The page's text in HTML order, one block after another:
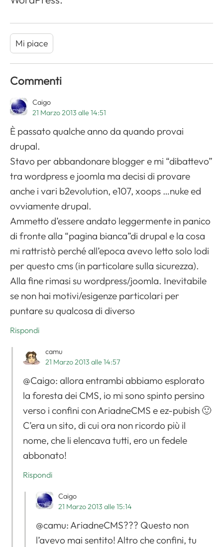
Mi piace
Commenti
Caigo
21 Marzo 2013 alle 14:51
È passato qualche anno da quando provai
drupal.
Stavo per abbandonare blogger e mi “dibattevo”
tra wordpress e joomla ma decisi di provare
anche i vari b2evolution, e107, xoops …nuke ed
ovviamente drupal.
Ammetto d’essere andato leggermente in panico
di fronte alla “pagina bianca”di drupal e la cosa
mi rattristò perché all’epoca avevo letto solo lodi
per questo cms (in particolare sulla sicurezza).
Alla fine rimasi su wordpress/joomla. Inevitabile
se non hai motivi/esigenze particolari per
puntare su qualcosa di diverso
Rispondi
camu
21 Marzo 2013 alle 14:57
@Caigo: allora entrambi abbiamo esplorato
la foresta dei CMS, io mi sono spinto persino
verso i confini con AriadneCMS e ez-pubish 🙂
C’era un sito, di cui ora non ricordo più il
nome, che li elencava tutti, ero un fedele
abbonato!
Rispondi
Caigo
21 Marzo 2013 alle 15:14
@camu: AriadneCMS??? Questo non
l’avevo mai sentito! Altro che confini, tu